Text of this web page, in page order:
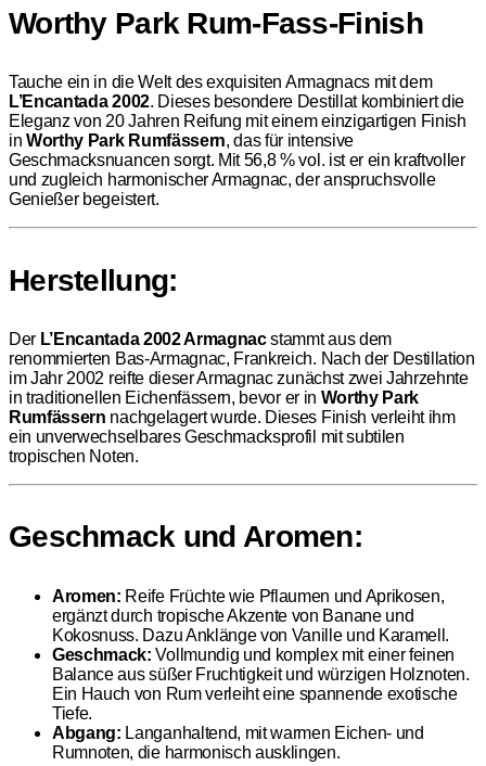
Worthy Park Rum-Fass-Finish
Tauche ein in die Welt des exquisiten Armagnacs mit dem
L’Encantada 2002. Dieses besondere Destillat kombiniert die
Eleganz von 20 Jahren Reifung mit einem einzigartigen Finish
inWorthy Park Rumfässern, das für intensive
Geschmacksnuancen sorgt. Mit 56,8 % vol. ist er ein kraftvoller
und zugleich harmonischer Armagnac, der anspruchsvolle
Genießer begeistert.
Herstellung:
Der L’Encantada 2002 Armagnacstammt aus dem
renommierten Bas-Armagnac, Frankreich. Nach der Destillation
im Jahr 2002 reifte dieser Armagnac zunächst zwei Jahrzehnte
in traditionellen Eichenfässern, bevor er in Worthy Park
Rumfässern nachgelagert wurde. Dieses Finish verleiht ihm
ein unverwechselbares Geschmacksprofil mit subtilen
tropischen Noten.
Geschmack und Aromen:
Aromen: Reife Früchte wie Pflaumen und Aprikosen,
ergänzt durch tropische Akzente von Banane und
Kokosnuss. Dazu Anklänge von Vanille und Karamell.
Geschmack: Vollmundig und komplex mit einer feinen
Balance aus süßer Fruchtigkeit und würzigen Holznoten.
Ein Hauch von Rum verleiht eine spannende exotische
Tiefe.
Abgang: Langanhaltend, mit warmen Eichen- und
Rumnoten, die harmonisch ausklingen.